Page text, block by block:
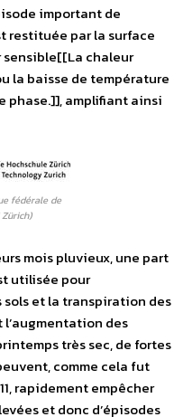
important de
restituée par la surface
sensible[[La chaleur
la baisse de température
phase.]], amplifiant ainsi
fédérale de
mois pluvieux, une part
utilisée pour
sols et la transpiration des
des
très sec, de fortes
comme cela fut
rapidement empêcher
et donc d’épisodes